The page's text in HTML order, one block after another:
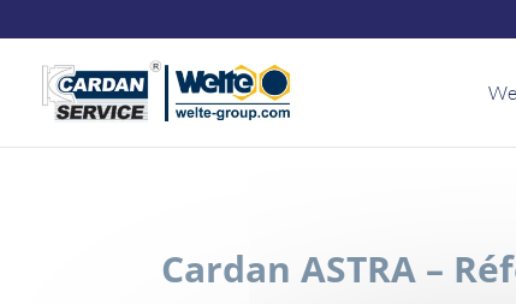
Cardan ASTRA –